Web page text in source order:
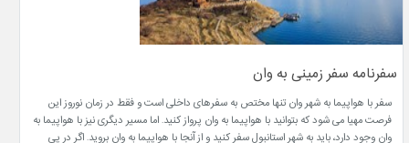
سفرنامه سفر زمینی به وان
سفر با هواپیما به شهر وان تنها مختص به سفرهای داخلی است و فقط در زمان نوروز این
فرصت مهیا می شود که بتوانید با هواپیما به وان پرواز کنید. اما مسیر دیگری نیز با هواپیما به
وان وجود دارد، باید به شهر استانبول سفر کنید و از آنجا با هواپیما به وان بروید. اگر در پی